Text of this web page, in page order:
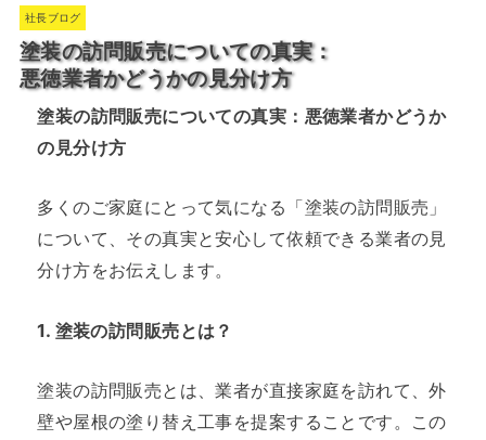
社長ブログ
塗装の訪問販売についての真実：
悪徳業者かどうかの見分け方
塗装の訪問販売についての真実：悪徳業者かどうか
の見分け方
多くのご家庭にとって気になる「塗装の訪問販売」
について、その真実と安心して依頼できる業者の見
分け方をお伝えします。
1. 塗装の訪問販売とは？
塗装の訪問販売とは、業者が直接家庭を訪れて、外
壁や屋根の塗り替え工事を提案することです。この